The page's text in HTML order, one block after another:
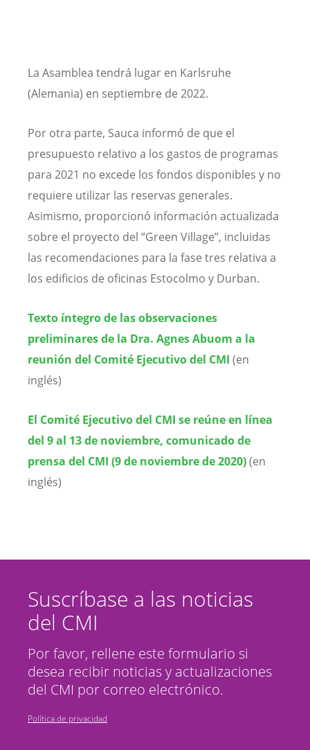
La Asamblea tendrá lugar en Karlsruhe
(Alemania) en septiembre de 2022.
Por otra parte, Sauca informó de que el
presupuesto relativo a los gastos de programas
para 2021 no excede los fondos disponibles y no
requiere utilizar las reservas generales.
Asimismo, proporcionó información actualizada
sobre el proyecto del “Green Village”, incluidas
las recomendaciones para la fase tres relativa a
los edificios de oficinas Estocolmo y Durban.
Texto íntegro de las observaciones
preliminares de la Dra. Agnes Abuom a la
reunión del Comité Ejecutivo del CMI (en
inglés)
El Comité Ejecutivo del CMI se reúne en línea
del 9 al 13 de noviembre, comunicado de
prensa del CMI (9 de noviembre de 2020)(en
inglés)
Suscríbase a las noticias
del CMI
Por favor, rellene este formulario si
desea recibir noticias y actualizaciones
del CMI por correo electrónico.
Política de privacidad